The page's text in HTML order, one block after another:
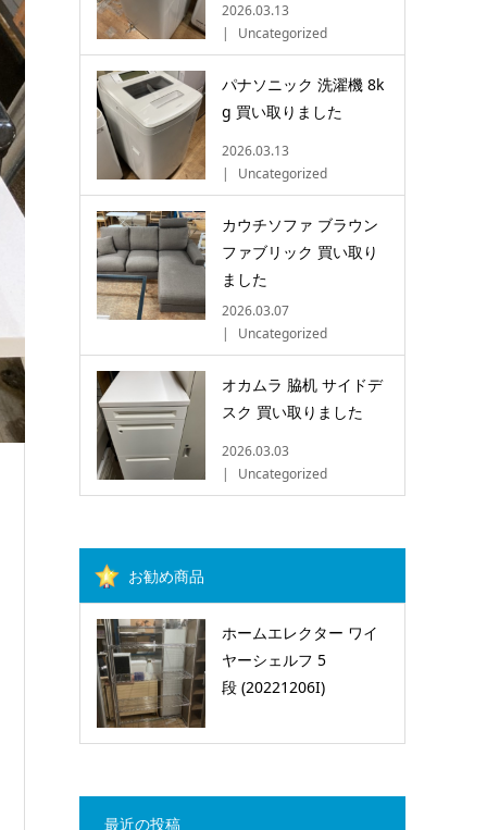
2026.03.13
Uncategorized
パナソニック 洗濯機 8k
g 買い取りました
2026.03.13
Uncategorized
カウチソファ ブラウン
ファブリック 買い取り
ました
2026.03.07
Uncategorized
オカムラ 脇机 サイドデ
スク 買い取りました
2026.03.03
Uncategorized
お勧め商品
ホームエレクター ワイ
ヤーシェルフ 5
段 (20221206I)
最近の投稿